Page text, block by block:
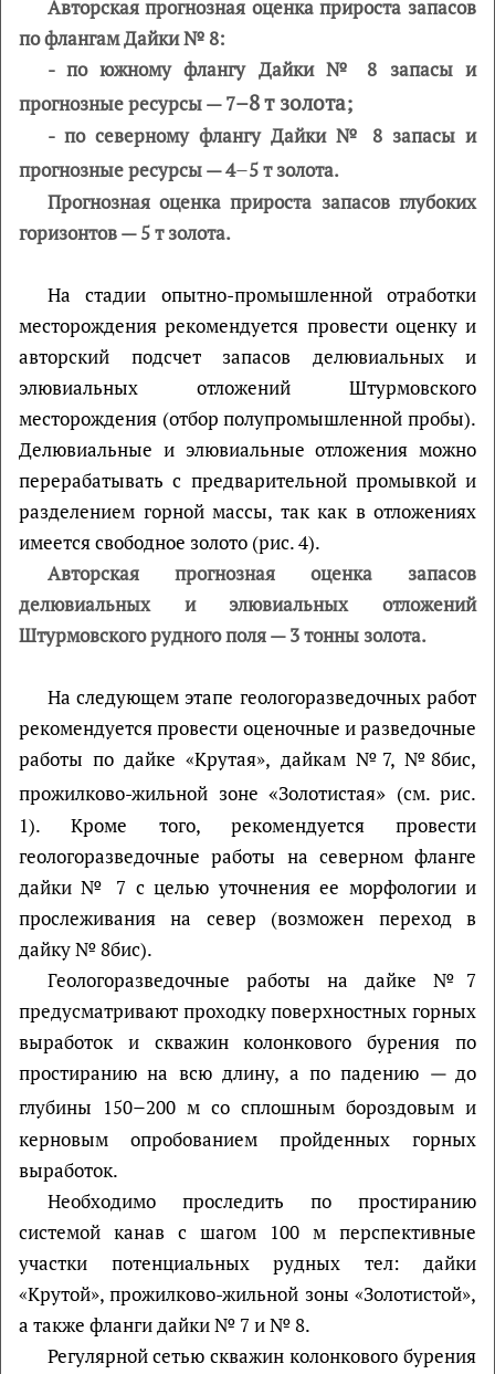
Авторская прогнозная оценка прироста запасов
по флангам Дайки № 8:
- по южному флангу Дайки № 8 запасы и
прогнозные ресурсы — 7–8 т золота;
- по северному флангу Дайки № 8 запасы и
прогнозные ресурсы—4–5 т золота.
Прогнозная оценка прироста запасов глубоких
горизонтов — 5 т золота.
На стадии опытно-промышленной отработки
месторождения рекомендуется провести оценку и
авторский подсчет запасов делювиальных и
элювиальных отложений Штурмовского
месторождения (отбор полупромышленной пробы).
Делювиальные и элювиальные отложения можно
перерабатывать с предварительной промывкой и
разделением горной массы, так как в отложениях
имеется свободное золото (рис. 4).
Авторская прогнозная оценка запасов
делювиальных и элювиальных отложений
Штурмовского рудного поля—3 тонны золота.
На следующем этапе геологоразведочных работ
рекомендуется провести оценочные и разведочные
работы по дайке «Крутая», дайкам №7, №8бис,
прожилково-жильной зоне «Золотистая» (см. рис.
1). Кроме того, рекомендуется провести
геологоразведочные работы на северном фланге
дайки № 7 с целью уточнения ее морфологии и
прослеживания на север (возможен переход в
дайку № 8бис).
Геологоразведочные работы на дайке №7
предусматривают проходку поверхностных горных
выработок и скважин колонкового бурения по
простиранию на всю длину, а по падению — до
глубины 150–200 м со сплошным бороздовым и
керновым опробованием пройденных горных
выработок.
Необходимо проследить по простиранию
системой канав с шагом 100 м перспективные
участки потенциальных рудных тел: дайки
«Крутой», прожилково-жильной зоны «Золотистой»,
а также фланги дайки № 7 и № 8.
Регулярной сетью скважин колонкового бурения